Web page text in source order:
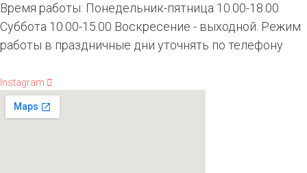
Время работы: Понедельник-пятница 10.00-18.00
Суббота 10.00-15.00 Воскресение - выходной. Режим
работы в праздничные дни уточнять по телефону
Instagram